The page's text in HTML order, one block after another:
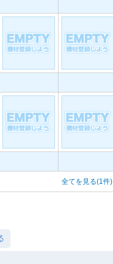
全てを見る(1件)